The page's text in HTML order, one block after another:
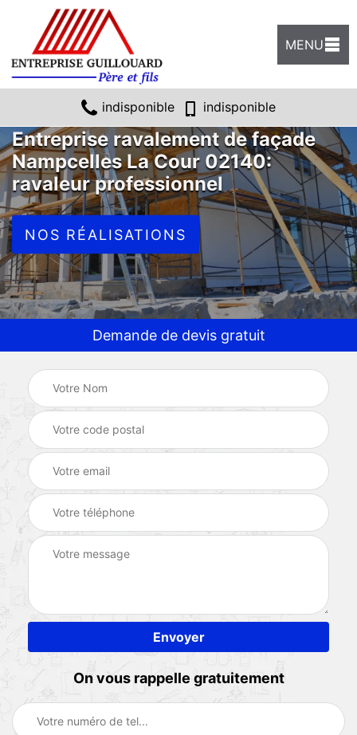
MENU
indisponible indisponible
Entreprise ravalement de façade
Nampcelles La Cour 02140:
ravaleur professionnel
NOS RÉALISATIONS
Demande de devis gratuit
On vous rappelle gratuitement